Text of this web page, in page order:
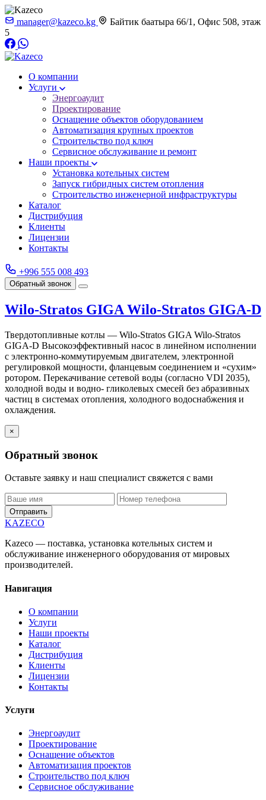
manager@kazeco.kg
Байтик баатыра 66/1, Офис 508, этаж
5
О компании
Услуги
Энергоаудит
Проектирование
Оснащение объектов оборудованием
Автоматизация крупных проектов
Строительство под ключ
Сервисное обслуживание и ремонт
Наши проекты
Установка котельных систем
Запуск гибридных систем отопления
Строительство инженерной инфраструктуры
Каталог
Дистрибуция
Клиенты
Лицензии
Контакты
+996 555 008 493
Обратный звонок
Wilo-Stratos GIGA Wilo-Stratos GIGA-D
Твердотопливные котлы — Wilo-Stratos GIGA Wilo-Stratos
GIGA-D Высокоэффективный насос в линейном исполнении
с электронно-коммутируемым двигателем, электронной
регулировкой мощности, фланцевым соединением и «сухим»
ротором. Перекачивание сетевой воды (согласно VDI 2035),
холодной воды и водно- гликолевых смесей без абразивных
частиц в системах отопления, холодного водоснабжения и
охлаждения.
×
Обратный звонок
Оставьте заявку и наш специалист свяжется с вами
Отправить
KAZECO
Kazeco — поставка, установка котельных систем и
обслуживание инженерного оборудования от мировых
производителей.
Навигация
О компании
Услуги
Наши проекты
Каталог
Дистрибуция
Клиенты
Лицензии
Контакты
Услуги
Энергоаудит
Проектирование
Оснащение объектов
Автоматизация проектов
Строительство под ключ
Сервисное обслуживание